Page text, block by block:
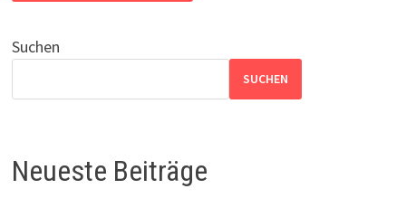
Suchen
SUCHEN
Neueste Beiträge